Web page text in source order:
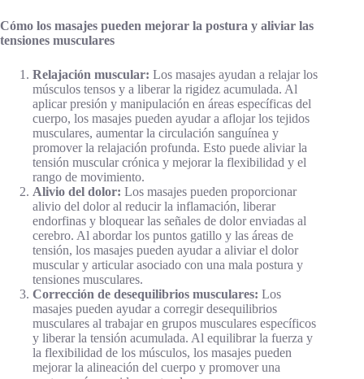
Cómo los masajes pueden mejorar la postura y aliviar las
tensiones musculares
Relajación muscular: Los masajes ayudan a relajar los
músculos tensos y a liberar la rigidez acumulada. Al
aplicar presión y manipulación en áreas específicas del
cuerpo, los masajes pueden ayudar a aflojar los tejidos
musculares, aumentar la circulación sanguínea y
promover la relajación profunda. Esto puede aliviar la
tensión muscular crónica y mejorar la flexibilidad y el
rango de movimiento.
Alivio del dolor: Los masajes pueden proporcionar
alivio del dolor al reducir la inflamación, liberar
endorfinas y bloquear las señales de dolor enviadas al
cerebro. Al abordar los puntos gatillo y las áreas de
tensión, los masajes pueden ayudar a aliviar el dolor
muscular y articular asociado con una mala postura y
tensiones musculares.
Corrección de desequilibrios musculares: Los
masajes pueden ayudar a corregir desequilibrios
musculares al trabajar en grupos musculares específicos
y liberar la tensión acumulada. Al equilibrar la fuerza y
la flexibilidad de los músculos, los masajes pueden
mejorar la alineación del cuerpo y promover una